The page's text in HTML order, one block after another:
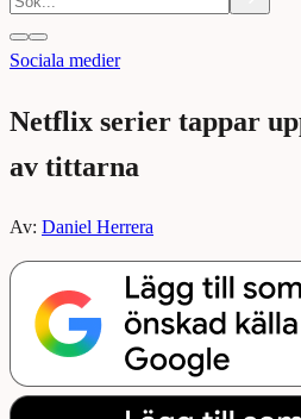
Sociala medier
Netflix serier tappar
av tittarna
Av: Daniel Herrera